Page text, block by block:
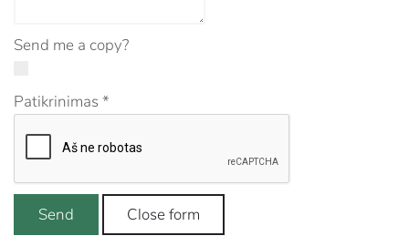
Send me a copy?
Patikrinimas*
Send Close form